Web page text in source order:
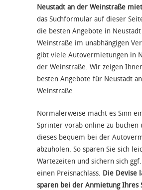
Neustadt an der Weinstraße
das Suchformular auf dieser
die besten Angebote in
Weinstraße im unabhängigen
gibt viele Autovermietungen in
der Weinstraße. Wir zeigen
besten Angebote für Neustadt
Weinstraße.
Normalerweise macht es Sinn
Sprinter vorab online zu buchen
dieses bequem bei der
abzuholen. So sparen Sie sich
Wartezeiten und sichern sich
einen Preisnachlass. Die Devise
sparen bei der Anmietung Ihres